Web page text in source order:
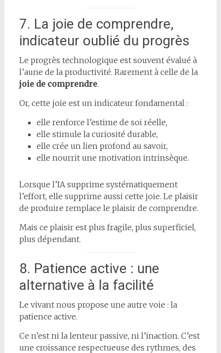
7. La joie de comprendre,
indicateur oublié du progrès
Le progrès technologique est souvent évalué à
l’aune de la productivité. Rarement à celle de la
joie de comprendre.
Or, cette joie est un indicateur fondamental :
elle renforce l’estime de soi réelle,
elle stimule la curiosité durable,
elle crée un lien profond au savoir,
elle nourrit une motivation intrinsèque.
Lorsque l’IA supprime systématiquement
l’effort, elle supprime aussi cette joie. Le plaisir
de produire remplace le plaisir de comprendre.
Mais ce plaisir est plus fragile, plus superficiel,
plus dépendant.
8. Patience active : une
alternative à la facilité
Le vivant nous propose une autre voie : la
patience active.
Ce n’est ni la lenteur passive, ni l’inaction. C’est
une croissance respectueuse des rythmes, des